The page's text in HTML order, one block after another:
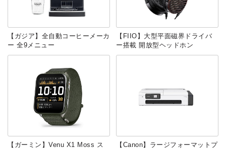
【ガジア】全自動コーヒーメーカ
ー 全9メニュー
【FIIO】大型平面磁界ドライバ
ー搭載 開放型ヘッドホン
【ガーミン】Venu X1 Moss ス
【Canon】ラージフォーマットプ